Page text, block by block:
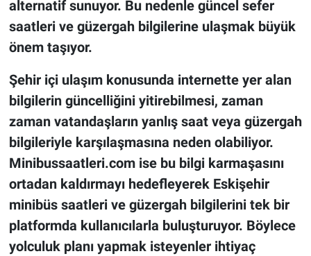
alternatif sunuyor. Bu nedenle güncel sefer
saatleri ve güzergah bilgilerine ulaşmak büyük
önem taşıyor.
Şehir içi ulaşım konusunda internette yer alan
bilgilerin güncelliğini yitirebilmesi, zaman
zaman vatandaşların yanlış saat veya güzergah
bilgileriyle karşılaşmasına neden olabiliyor.
Minibussaatleri.com ise bu bilgi karmaşasını
ortadan kaldırmayı hedefleyerek Eskişehir
minibüs saatleri ve güzergah bilgilerini tek bir
platformda kullanıcılarla buluşturuyor. Böylece
yolculuk planı yapmak isteyenler ihtiyaç